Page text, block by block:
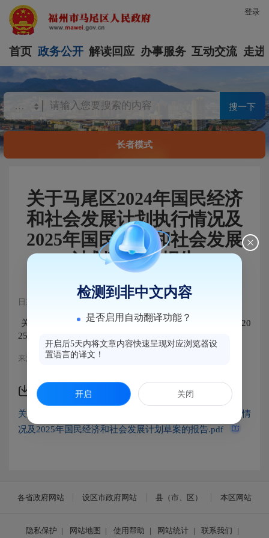
登录
首页 政务公开 解读回应 办事服务 互动交流 走进
搜一下
长者模式
关于马尾区2024年国民经济
和社会发展计划执行情况及
2025年国民经济和社会发展
计划草案的报告
日期：2024-12-26 15:34 浏览量：424
关于马尾区2024年国民经济和社会发展计划执行情况及20
25年国民经济和社会发展计划草案的报告，详见附件。
来源：马尾区发改局
附件下载
关于福州市马尾区2024年国民经济和社会发展计划执行情
况及2025年国民经济和社会发展计划草案的报告.pdf
各省政府网站 设区市政府网站 县（市、区） 本区网站
隐私保护 | 网站地图 | 使用帮助 | 网站统计 | 联系我们 |
检测到非中文内容
是否启用自动翻译功能？
开启后5天内将文章内容快速呈现对应浏览器设
置语言的译文！
开启 关闭